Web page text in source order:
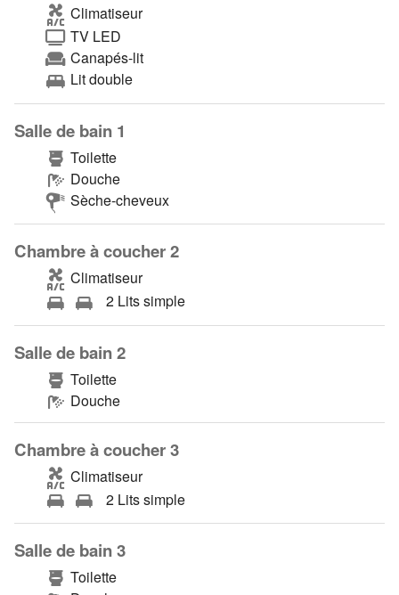
Climatiseur
TV LED
Canapés-lit
Lit double
Salle de bain 1
Toilette
Douche
Sèche-cheveux
Chambre à coucher 2
Climatiseur
2 Lits simple
Salle de bain 2
Toilette
Douche
Chambre à coucher 3
Climatiseur
2 Lits simple
Salle de bain 3
Toilette